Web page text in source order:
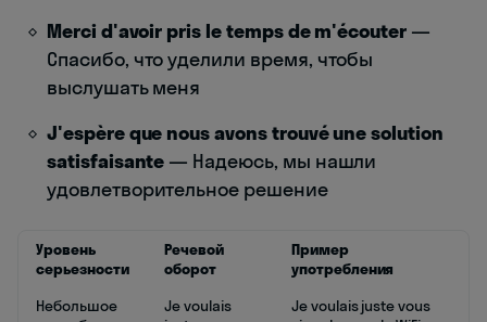
Merci d'avoir pris le temps de m'écouter —
Спасибо, что уделили время, чтобы
выслушать меня
J'espère que nous avons trouvé une solution
satisfaisante — Надеюсь, мы нашли
удовлетворительное решение
Уровень
серьезности
Речевой
оборот
Пример
употребления
Небольшое
Je voulais
Je voulais juste vous